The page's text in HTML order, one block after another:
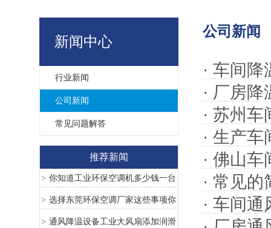
新闻中心
行业新闻
公司新闻
常见问题解答
推荐新闻
> 你知道工业环保空调机多少钱一台
吗？这些坑一定要避免
> 选择东莞环保空调厂家这些事项你
知道吗？
> 通风降温设备工业大风扇添加润滑
公司新闻
· 车间降
· 厂房降
· 苏州车
· 生产车
· 佛山车
· 常见的
· 车间通